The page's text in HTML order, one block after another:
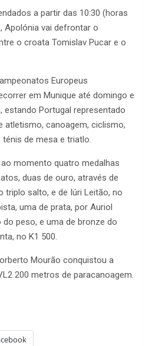
a partir das 10:30 (horas
Apolónia vai defrontar o
o croata Tomislav Pucar e o
Europeus
em Munique até domingo e
estando Portugal representado
atletismo, canoagem, ciclismo,
de mesa e triatlo.
momento quatro medalhas
duas de ouro, através de
triplo salto, e de Iúri Leitão, no
uma de prata, por Auriol
peso, e uma de bronze do
no K1 500.
Mourão conquistou a
200 metros de paracanoagem.